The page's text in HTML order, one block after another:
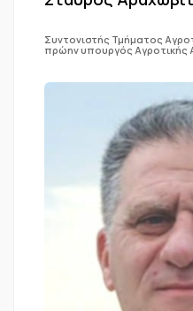
Συντονιστής Τμήματος
πρώην υπουργός Αγροτικής